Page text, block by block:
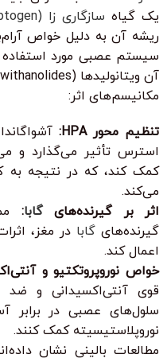
یک گیاه سازگاری زا (adaptogen)
ریشه آن به دلیل خواص
سیستم عصبی مورد استفاده
آن ویتانولیدها (withanolides) هستند.
مکانیسم‌های اثر:
تنظیم محور HPA:
استرس تأثیر می‌گذارد و
کمک کند، که در نتیجه
می‌کند.
اثر بر گیرنده‌هایگابا:
گیرنده‌های گابا در مغز،
اعمال کند.
خواص نوروپروتکتیو و
قوی آنتی‌اکسیدانی و ضد
سلول‌های عصبی در برابر
نوروپلاستیسیته کمک کنند.
مطالعات بالینی نشان